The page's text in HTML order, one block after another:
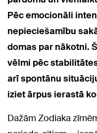
Pēc emocionāli
nepieciešamību
domas par nākotni.
vēlmi pēc
arī spontānu
iziet ārpus ierastā
Dažām Zodiaka